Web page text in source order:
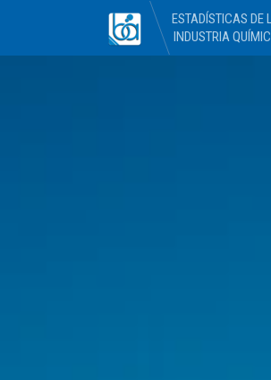
ESTADÍSTICAS DE
INDUSTRIA